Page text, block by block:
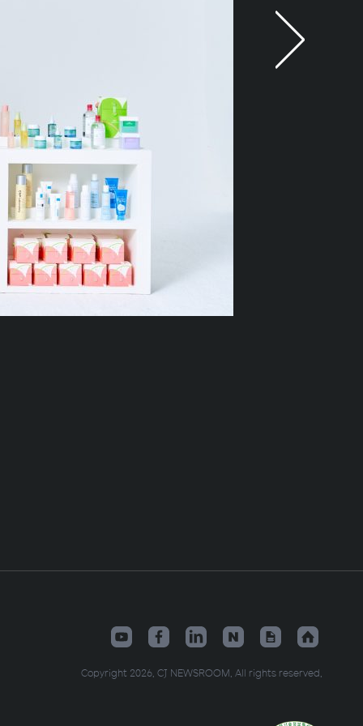
Copyright 2026. CJ NEWSROOM. All rights reserved.